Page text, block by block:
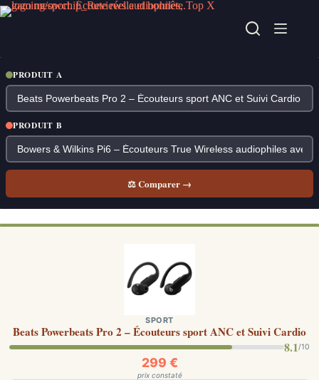
Passer
au
PRODUIT A
PRODUIT B
⚖ Comparer →
SPORT
Beats Powerbeats Pro 2 – Écouteurs sport ANC et Suivi Cardio
8.1/10
299 €
prix constaté